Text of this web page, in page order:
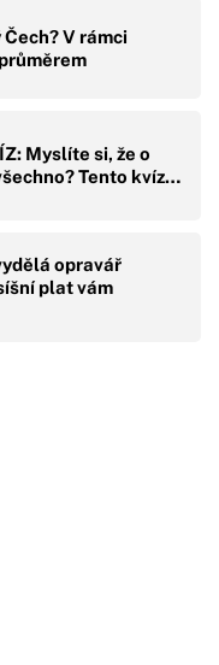
Čech? V rámci
Myslíte si, že o
Tento kvíz…
opravář
plat vám